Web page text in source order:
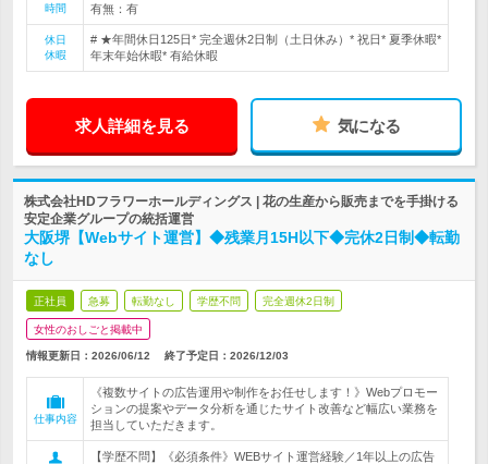
時間
有無：有
休日
休暇
# ★年間休日125日* 完全週休2日制（土日休み）* 祝日* 夏季休暇*
年末年始休暇* 有給休暇
求人詳細を見る 気になる
株式会社HDフラワーホールディングス | 花の生産から販売までを手掛ける
安定企業グループの統括運営
大阪堺【Webサイト運営】◆残業月15H以下◆完休2日制◆転勤
なし
正社員 急募 転勤なし 学歴不問 完全週休2日制
女性のおしごと掲載中
情報更新日：2026/06/12 終了予定日： 2026/12/03
仕事内容
《複数サイトの広告運用や制作をお任せします！》Webプロモー
ションの提案やデータ分析を通じたサイト改善など幅広い業務を
担当していただきます。
【学歴不問】《必須条件》WEBサイト運営経験／1年以上の広告